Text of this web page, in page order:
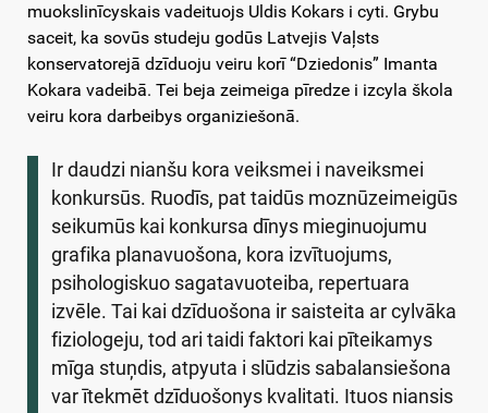
muokslinīcyskais vadeituojs Uldis Kokars i cyti. Grybu
saceit, ka sovūs studeju godūs Latvejis Vaļsts
konservatorejā dzīduoju veiru korī “Dziedonis” Imanta
Kokara vadeibā. Tei beja zeimeiga pīredze i izcyla škola
veiru kora darbeibys organiziešonā.
Ir daudzi nianšu kora veiksmei i naveiksmei
konkursūs. Ruodīs, pat taidūs moznūzeimeigūs
seikumūs kai konkursa dīnys mieginuojumu
grafika planavuošona, kora izvītuojums,
psihologiskuo sagatavuoteiba, repertuara
izvēle. Tai kai dzīduošona ir saisteita ar cylvāka
fiziologeju, tod ari taidi faktori kai pīteikamys
mīga stuņdis, atpyuta i slūdzis sabalansiešona
var ītekmēt dzīduošonys kvalitati. Ituos niansis